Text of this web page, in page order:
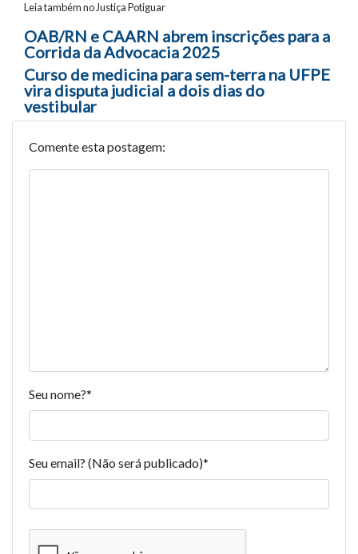
Leia também no Justiça Potiguar
Navegação entre posts
OAB/RN e CAARN abrem inscrições para a
Corrida da Advocacia 2025
Curso de medicina para sem-terra na UFPE
vira disputa judicial a dois dias do
vestibular
Comente esta postagem:
Seu nome?*
Seu email? (Não será publicado)*